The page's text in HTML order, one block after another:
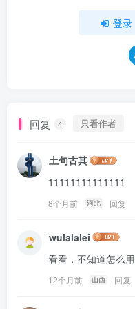
登录
回复 4 只看作者
土句古其
11111111111111
8个月前 河北 回复
wulalalei
看看，不知道怎么用
12个月前 山西 回复